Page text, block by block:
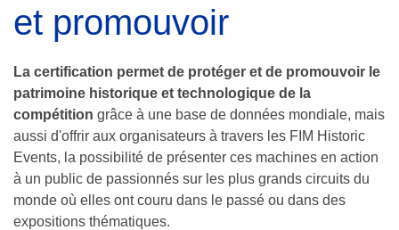
et promouvoir
La certification permet de protéger et de promouvoir le
patrimoine historique et technologique de la
compétition grâce à une base de données mondiale, mais
aussi d'offrir aux organisateurs à travers les FIM Historic
Events, la possibilité de présenter ces machines en action
à un public de passionnés sur les plus grands circuits du
monde où elles ont couru dans le passé ou dans des
expositions thématiques.